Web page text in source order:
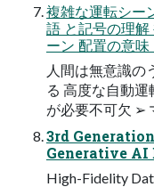
複雑な運転シー
語 と記号の理
ーン 配置の意
⼈間は無意識の
る ⾼度な⾃動
が必要不可⽋ ➢
3rd
Generative AI
High-Fidelity